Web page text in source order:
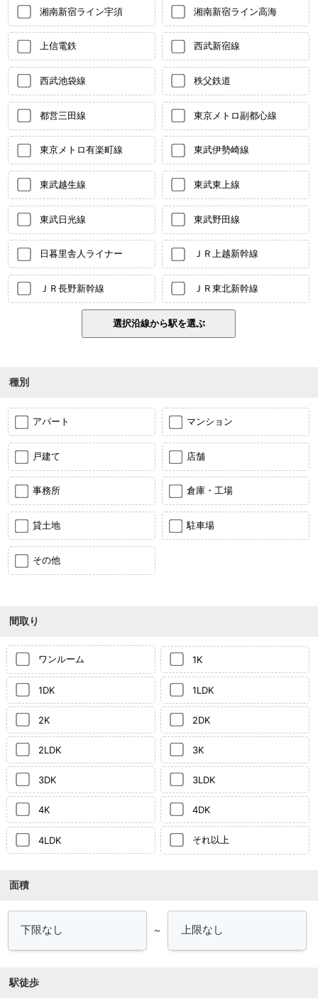
湘南新宿ライン宇須 湘南新宿ライン高海
上信電鉄 西武新宿線
西武池袋線 秩父鉄道
都営三田線 東京メトロ副都心線
東京メトロ有楽町線 東武伊勢崎線
東武越生線 東武東上線
東武日光線 東武野田線
日暮里舎人ライナー ＪＲ上越新幹線
ＪＲ長野新幹線 ＪＲ東北新幹線
種別
アパート マンション
戸建て 店舗
事務所 倉庫・工場
貸土地 駐車場
その他
間取り
ワンルーム 1K
1DK 1LDK
2K 2DK
2LDK 3K
3DK 3LDK
4K 4DK
4LDK それ以上
面積
～
駅徒歩